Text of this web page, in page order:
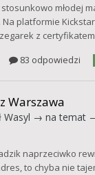
młodej
platformie
z
83 odpowiedzi
Warszawa
Wasyl → na temat
naprzeciwko
to chyba nie